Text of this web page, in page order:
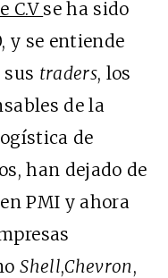
C.V se ha sido
y se entiende
traders, los
de la
de
han dejado de
PMI y ahora
Shell,Chevron,